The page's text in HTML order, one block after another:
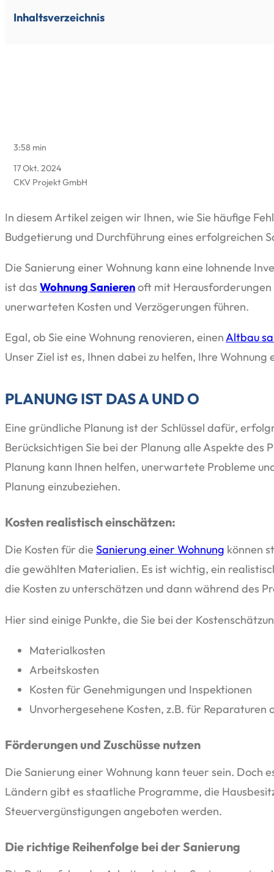
Inhaltsverzeichnis
3:58 min
17 Okt. 2024
CKV Projekt GmbH
In diesem Artikel zeigen wir Ihnen, wie Sie häufige
Budgetierung und Durchführung eines erfolgreichen
Die Sanierung einer Wohnung kann eine lohnende
ist das Wohnung Sanierenoft mit Herausforderungen
unerwarteten Kosten und Verzögerungen führen.
Egal, ob Sie eine Wohnung renovieren, einenAltbau
Unser Ziel ist es, Ihnen dabei zu helfen, Ihre
PLANUNG IST DAS A UND O
Eine gründliche Planung ist der Schlüssel dafür,
Berücksichtigen Sie bei der Planung alle Aspekte
Planung kann Ihnen helfen, unerwartete Probleme
Planung einzubeziehen.
Kosten realistisch einschätzen:
Die Kosten für die Sanierung einer Wohnung können
die gewählten Materialien. Es ist wichtig, ein
die Kosten zu unterschätzen und dann während des
Hier sind einige Punkte, die Sie bei der
Materialkosten
Arbeitskosten
Kosten für Genehmigungen und Inspektionen
Unvorhergesehene Kosten, z.B. für
Förderungen und Zuschüsse nutzen
Die Sanierung einer Wohnung kann teuer sein. Doch
Ländern gibt es staatliche Programme, die
Steuervergünstigungen angeboten werden.
Die richtige Reihenfolge bei der Sanierung